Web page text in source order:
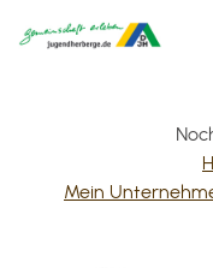
Mein